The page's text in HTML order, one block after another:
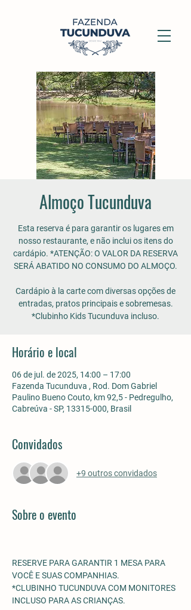
Almoço Tucunduva
Esta reserva é para garantir os lugares em
nosso restaurante, e não inclui os itens do
cardápio. *ATENÇÃO: O VALOR DA RESERVA
SERÁ ABATIDO NO CONSUMO DO ALMOÇO.
Cardápio à la carte com diversas opções de
entradas, pratos principais e sobremesas.
*Clubinho Kids Tucunduva incluso.
Horário e local
06 de jul. de 2025, 14:00 – 17:00
Fazenda Tucunduva , Rod. Dom Gabriel
Paulino Bueno Couto, km 92,5 - Pedregulho,
Cabreúva - SP, 13315-000, Brasil
Convidados
+9 outros convidados
Sobre o evento
RESERVE PARA GARANTIR 1 MESA PARA
VOCÊ E SUAS COMPANHIAS.
*CLUBINHO TUCUNDUVA COM MONITORES
INCLUSO PARA AS CRIANÇAS.